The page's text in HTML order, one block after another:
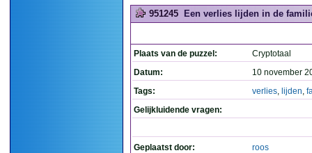
951245 Een verlies lijden in de
Plaats van de puzzel:
Cryptotaal
Datum:
10 november
Tags:
verlies, lijden,
Gelijkluidende vragen:
Geplaatst door: roos